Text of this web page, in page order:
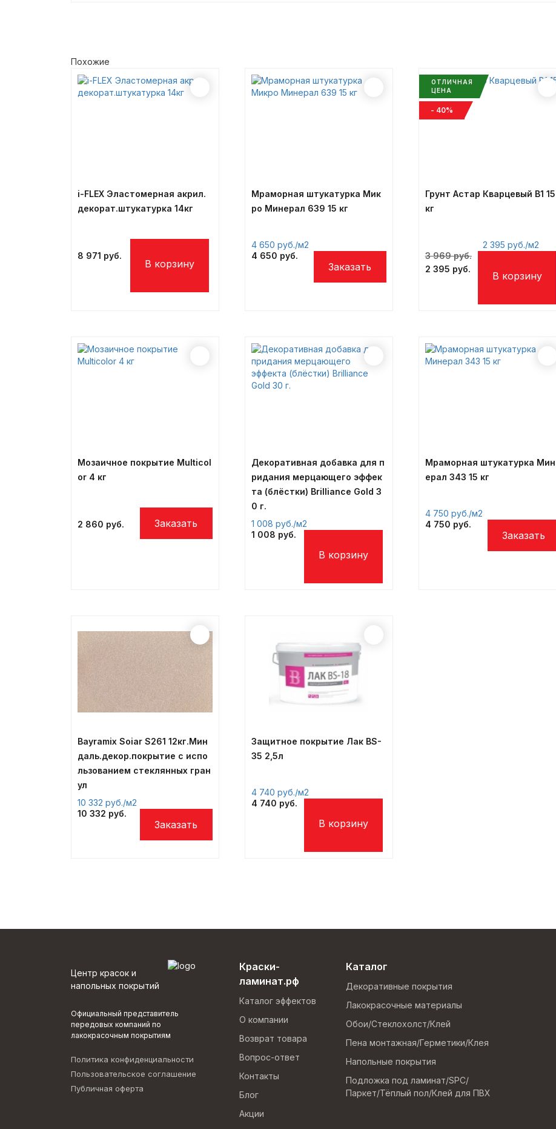
Похожие
i-FLEX Эластомерная акрил.
декорат.штукатурка 14кг
8 971
Мраморная штукатурка Мик
ро Минерал 639 15 кг
4 650
4 650 /м2
- 40%
Грунт Астар Кварцевый В1 15
кг
3 969
Первоначальная
составляла
969 ₽.
2 395
цена:
395 ₽.
2 395 /м2
Мозаичное покрытие Multicol
or 4 кг
2 860
Декоративная добавка для п
ридания мерцающего эффек
та (блёстки) Brilliance Gold 3
0 г.
1 008
1 008 /м2
Мраморная штукатурка Мин
ерал 343 15 кг
4 750
4 750 /м2
Bayramix Soiar S261 12кг.Мин
даль.декор.покрытие с испо
льзованием стеклянных гран
ул
10 332
10 332 /м2
Защитное покрытие Лак BS-
35 2,5л
4 740
4 740 /м2
Центр красок и
напольных покрытий
Официальный представитель
передовых компаний по
лакокрасочным покрытиям
Политика конфиденциальности
Пользовательское соглашение
Публичная оферта
Краски-
ламинат.рф
Каталог эффектов
О компании
Возврат товара
Вопрос-ответ
Контакты
Блог
Акции
Каталог
Декоративные покрытия
Лакокрасочные материалы
Обои/Стеклохолст/Клей
Пена монтажная/Герметики/Клея
Напольные покрытия
Подложка под ламинат/SPC/
Паркет/Тёплый пол/Клей для ПВХ